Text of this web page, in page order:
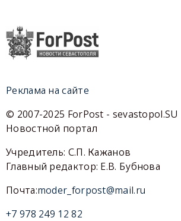
Реклама на сайте
© 2007-2025 ForPost - sevastopol.SU
Новостной портал
Учредитель: С.П. Кажанов
Главный редактор: Е.В. Бубнова
Почта:moder_forpost@mail.ru
+7 978 249 12 82